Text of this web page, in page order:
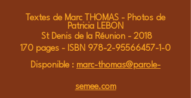
Textes de Marc THOMAS - Photos de
Patricia LEBON
St Denis de la Réunion - 2018
170 pages - ISBN 978-2-95566457-1-0
Disponible : marc-thomas@parole-
semee.com